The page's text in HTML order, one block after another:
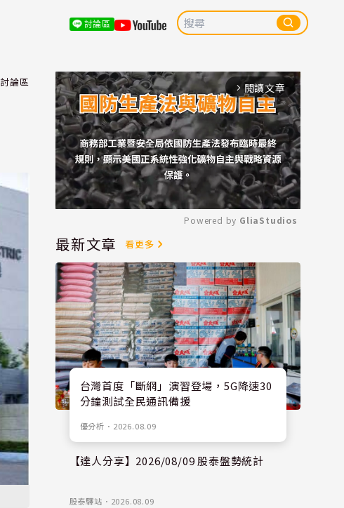
討論區
討論區 arrow_forward_ios 閱讀文章
Mute
Powered by GliaStudios
最新文章 看更多
台灣首度「斷網」演習登場，5G降速30
分鐘測試全民通訊備援
優分析 ． 2026.08.09
【達人分享】2026/08/09 股泰盤勢統計
股泰驛站 ． 2026.08.09